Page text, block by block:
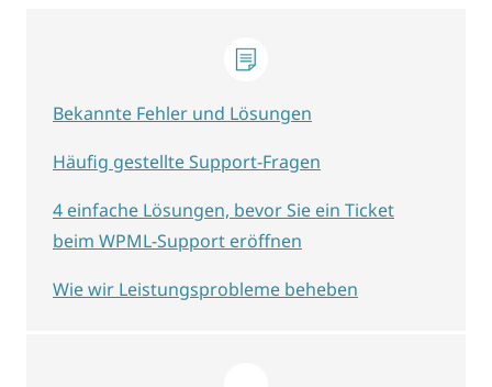
Bekannte Fehler und Lösungen
Häufig gestellte Support-Fragen
4 einfache Lösungen, bevor Sie ein Ticket
beim WPML-Support eröffnen
Wie wir Leistungsprobleme beheben